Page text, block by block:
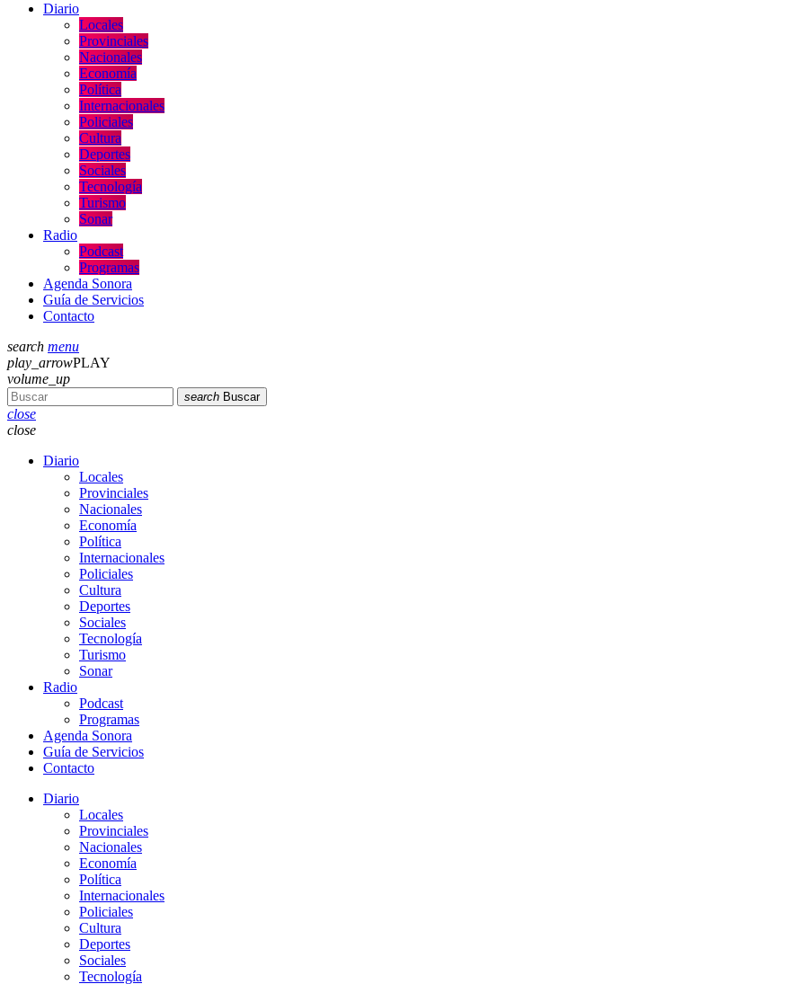
Diario
Locales
Provinciales
Nacionales
Economía
Política
Internacionales
Policiales
Cultura
Deportes
Sociales
Tecnología
Turismo
Sonar
Radio
Podcast
Programas
Agenda Sonora
Guía de Servicios
Contacto
search menu
play_arrowPLAY
volume_up
search Buscar
close
close
Diario
Locales
Provinciales
Nacionales
Economía
Política
Internacionales
Policiales
Cultura
Deportes
Sociales
Tecnología
Turismo
Sonar
Radio
Podcast
Programas
Agenda Sonora
Guía de Servicios
Contacto
Diario
Locales
Provinciales
Nacionales
Economía
Política
Internacionales
Policiales
Cultura
Deportes
Sociales
Tecnología